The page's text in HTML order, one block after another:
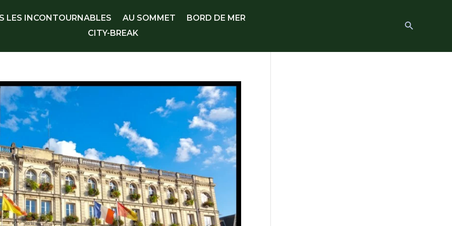
LES INCONTOURNABLES AU SOMMET
BORD DE MER
CITY-BREAK
Search Button